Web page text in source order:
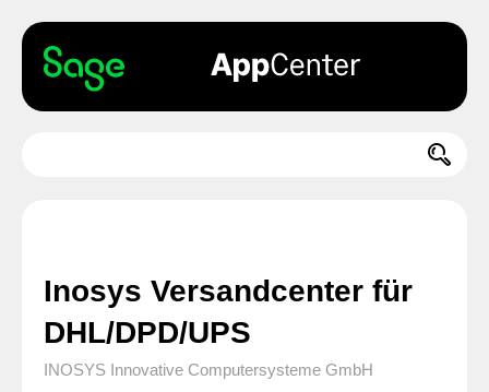
Inosys Versandcenter für
DHL/DPD/UPS
INOSYS Innovative Computersysteme GmbH